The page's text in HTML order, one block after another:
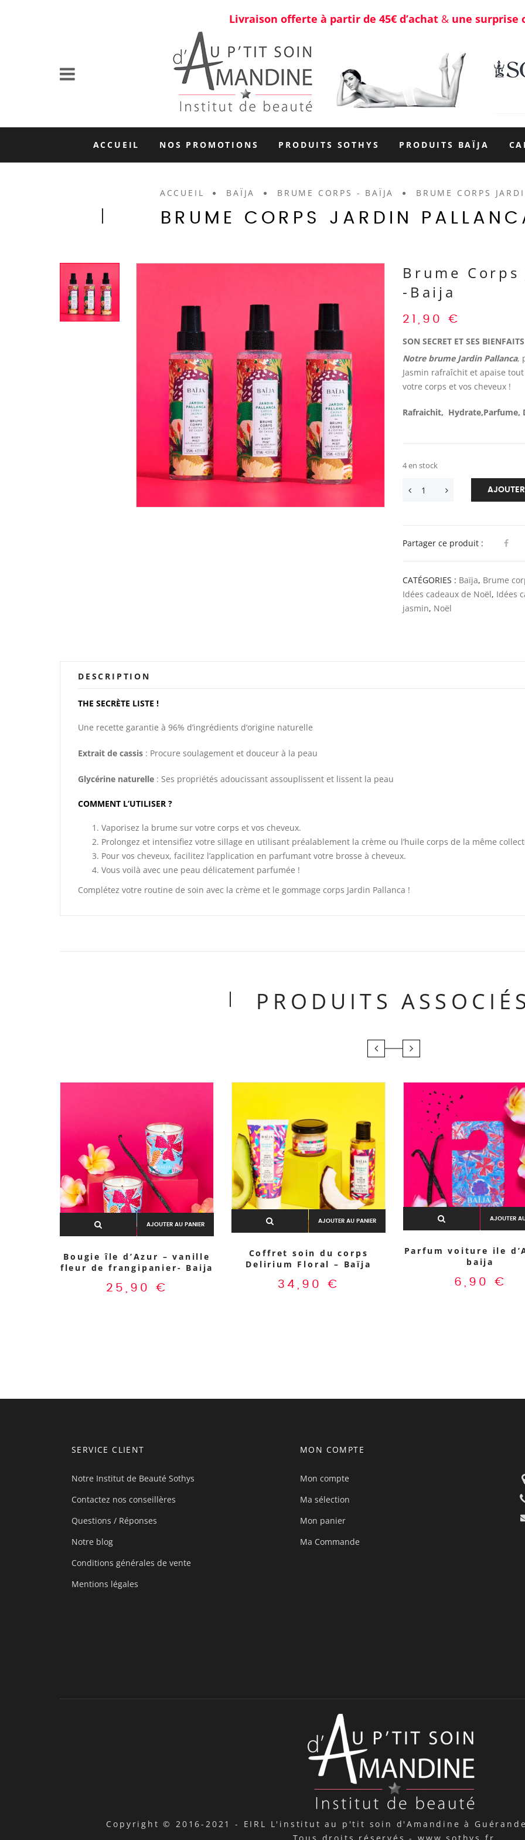
Livraison offerte à partir de 45€ d’achat & une surprise
ACCUEIL NOS PROMOTIONS PRODUITS SOTHYS PRODUITS BAÏJA
ACCUEIL BAÏJA BRUME CORPS - BAÏJA BRUME CORPS
BRUME CORPS JARDIN
Brume
-Baija
21,90 €
SON SECRET ET SES
Notre brume Jardin Pallanca,
Jasmin rafraîchit et apaise
votre corps et vos cheveux !
Rafraichit, Hydrate,Parfume,
4 en stock
Partager ce produit :
CATÉGORIES : Baïja, Brume
Idées cadeaux de Noël, Idées
jasmin, Noël
DESCRIPTION
THE SECRÈTE LISTE !
Une recette garantie à 96% d’ingrédients d’origine naturelle
Extrait de cassis : Procure soulagement et douceur à la peau
Glycérine naturelle : Ses propriétés adoucissant assouplissent et lissent la peau
COMMENT L’UTILISER ?
Vaporisez la brume sur votre corps et vos cheveux.
Prolongez et intensifiez votre sillage en utilisant préalablement la crème ou l’huile corps de la même
Pour vos cheveux, facilitez l’application en parfumant votre brosse à cheveux.
Vous voilà avec une peau délicatement parfumée !
Complétez votre routine de soin avec la crème et le gommage corps Jardin Pallanca !
PRODUITS ASSOCIÉS
AJOUTER AU PANIER
Bougie île d’Azur – vanille
fleur de frangipanier- Baija
25,90 €
AJOUTER AU PANIER
Coffret soin du corps
Delirium Floral – Baïja
34,90 €
AJOUTER
Parfum voiture ile
baija
6,90 €
SERVICE CLIENT
Notre Institut de Beauté Sothys
Contactez nos conseillères
Questions / Réponses
Notre blog
Conditions générales de vente
Mentions légales
MON COMPTE
Mon compte
Ma sélection
Mon panier
Ma Commande
Copyright © 2016-2021 - EIRL L'institut au p'tit soin d'Amandine à